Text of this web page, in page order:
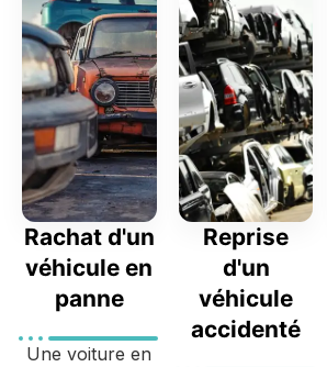
Rachat d'un
véhicule en
panne
Une voiture en
Reprise
d'un
véhicule
accidenté